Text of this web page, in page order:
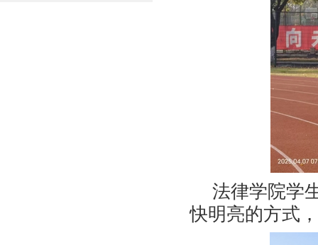
法律学院学
快明亮的方式